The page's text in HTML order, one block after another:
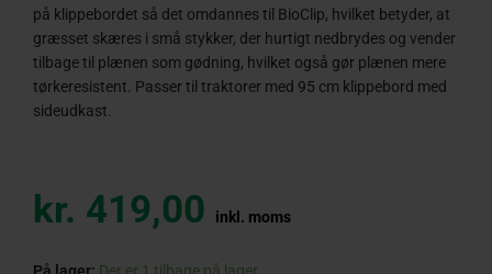
på klippebordet så det omdannes til BioClip, hvilket betyder, at
græsset skæres i små stykker, der hurtigt nedbrydes og vender
tilbage til plænen som gødning, hvilket også gør plænen mere
tørkeresistent. Passer til traktorer med 95 cm klippebord med
sideudkast.
kr. 419,00 inkl. moms
På lager: Der er 1 tilbage på lager.
Husqvarna